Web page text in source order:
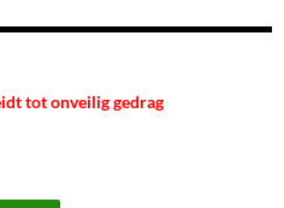
tot onveilig gedrag